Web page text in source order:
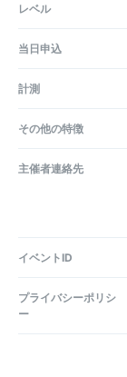
レベル
当日申込
計測
その他の特徴
主催者連絡先
イベントID
プライバシーポリシ
ー